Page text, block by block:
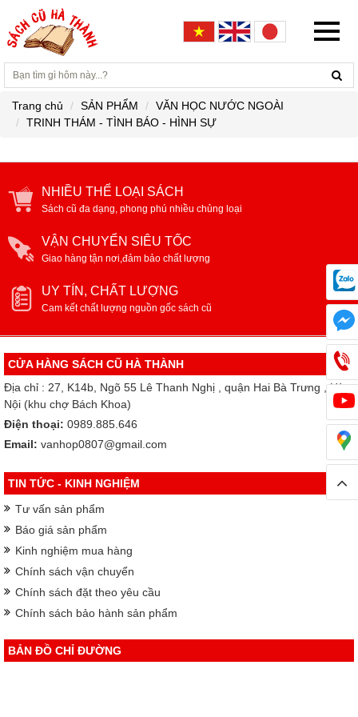
Trang chủ SẢN PHẨM
VĂN HỌC NƯỚC NGOÀI
TRINH THÁM - TÌNH BÁO - HÌNH SỰ
NHIỀU THỂ LOẠI SÁCH
Sách cũ đa dạng, phong phú nhiều chủng loại
VẬN CHUYỂN SIÊU TỐC
Giao hàng tận nơi,đảm bảo chất lượng
UY TÍN, CHẤT LƯỢNG
Cam kết chất lượng nguồn gốc sách cũ
CỬA HÀNG SÁCH CŨ HÀ THÀNH
Địa chỉ : 27, K14b, Ngõ 55 Lê Thanh Nghị , quận Hai Bà Trưng , Hà
Nội (khu chợ Bách Khoa)
Điện thoại: 0989.885.646
Email: vanhop0807@gmail.com
TIN TỨC - KINH NGHIỆM
Tư vấn sản phẩm
Báo giá sản phẩm
Kinh nghiệm mua hàng
Chính sách vận chuyển
Chính sách đặt theo yêu cầu
Chính sách bảo hành sản phẩm
BẢN ĐỒ CHỈ ĐƯỜNG